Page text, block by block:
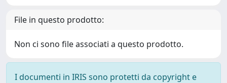
File in questo prodotto:
Non ci sono file associati a questo prodotto.
I documenti in IRIS sono protetti da copyright e